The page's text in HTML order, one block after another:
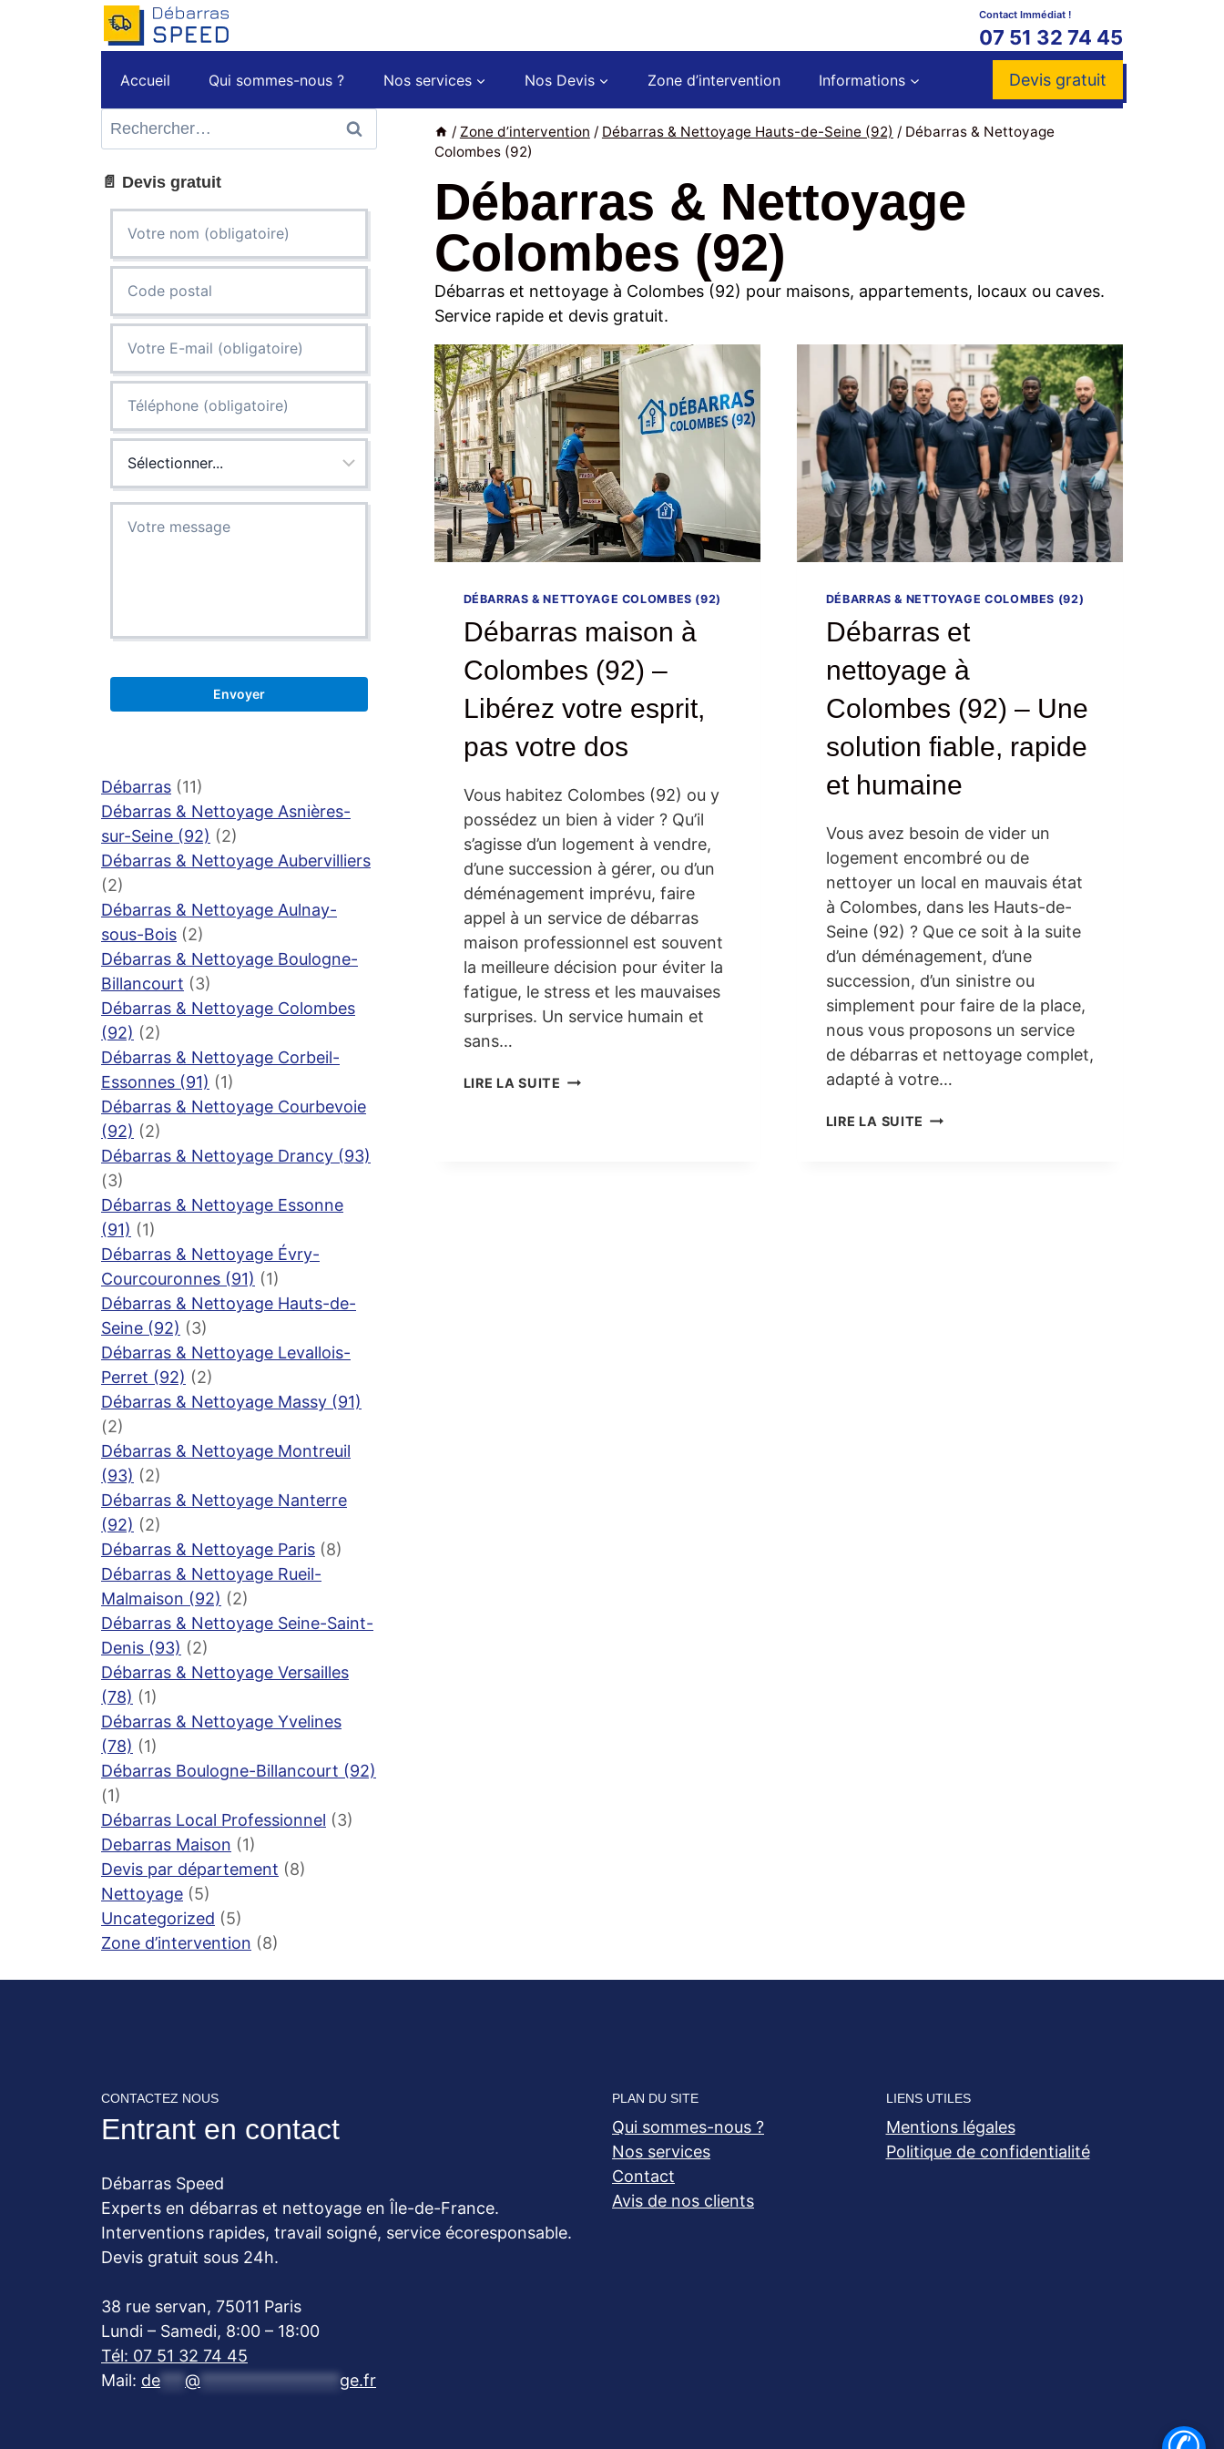
Contact Immédiat !
07 51 32 74 45
Accueil Qui sommes-nous ? Nos services Nos Devis Zone d’intervention Informations Devis gratuit
/ Zone d’intervention / Débarras & Nettoyage Hauts-de-Seine (92) / Débarras & Nettoyage
Colombes (92)
Débarras & Nettoyage
Colombes (92)
Débarras et nettoyage à Colombes (92) pour maisons, appartements, locaux ou caves.
Service rapide et devis gratuit.
DÉBARRAS & NETTOYAGE COLOMBES (92)
Débarras maison à
Colombes (92) –
Libérez votre esprit,
pas votre dos
Vous habitez Colombes (92) ou y
possédez un bien à vider ? Qu’il
s’agisse d’un logement à vendre,
d’une succession à gérer, ou d’un
déménagement imprévu, faire
appel à un service de débarras
maison professionnel est souvent
la meilleure décision pour éviter la
fatigue, le stress et les mauvaises
surprises. Un service humain et
sans…
LIRE LA SUITE DÉBARRAS
DÉBARRAS & NETTOYAGE COLOMBES (92)
Débarras et
nettoyage à
Colombes (92) – Une
solution fiable, rapide
et humaine
Vous avez besoin de vider un
logement encombré ou de
nettoyer un local en mauvais état
à Colombes, dans les Hauts-de-
Seine (92) ? Que ce soit à la suite
d’un déménagement, d’une
succession, d’un sinistre ou
simplement pour faire de la place,
nous vous proposons un service
de débarras et nettoyage complet,
adapté à votre…
LIRE LA SUITE DÉBARRAS
Rechercher :
📄 Devis gratuit
Débarras (11)
Débarras & Nettoyage Asnières-
sur-Seine (92) (2)
Débarras & Nettoyage Aubervilliers
(2)
Débarras & Nettoyage Aulnay-
sous-Bois (2)
Débarras & Nettoyage Boulogne-
Billancourt (3)
Débarras & Nettoyage Colombes
(92) (2)
Débarras & Nettoyage Corbeil-
Essonnes (91) (1)
Débarras & Nettoyage Courbevoie
(92) (2)
Débarras & Nettoyage Drancy (93)
(3)
Débarras & Nettoyage Essonne
(91) (1)
Débarras & Nettoyage Évry-
Courcouronnes (91) (1)
Débarras & Nettoyage Hauts-de-
Seine (92) (3)
Débarras & Nettoyage Levallois-
Perret (92) (2)
Débarras & Nettoyage Massy (91)
(2)
Débarras & Nettoyage Montreuil
(93) (2)
Débarras & Nettoyage Nanterre
(92) (2)
Débarras & Nettoyage Paris (8)
Débarras & Nettoyage Rueil-
Malmaison (92) (2)
Débarras & Nettoyage Seine-Saint-
Denis (93) (2)
Débarras & Nettoyage Versailles
(78) (1)
Débarras & Nettoyage Yvelines
(78) (1)
Débarras Boulogne-Billancourt (92)
(1)
Débarras Local Professionnel (3)
Debarras Maison (1)
Devis par département (8)
Nettoyage (5)
Uncategorized (5)
Zone d’intervention (8)
CONTACTEZ NOUS
Entrant en contact
Débarras Speed
Experts en débarras et nettoyage en Île-de-France.
Interventions rapides, travail soigné, service écoresponsable.
Devis gratuit sous 24h.
38 rue servan, 75011 Paris
Lundi – Samedi, 8:00 – 18:00
Tél: 07 51 32 74 45
Mail: de @ ge.fr
PLAN DU SITE
Qui sommes-nous ?
Nos services
Contact
Avis de nos clients
LIENS UTILES
Mentions légales
Politique de confidentialité